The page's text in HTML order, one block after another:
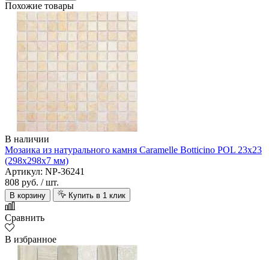
Похожие товары
В наличии
Мозаика из натурального камня Caramelle Botticino POL 23х23
(298х298х7 мм)
Артикул: NP-36241
808 руб. / шт.
В корзину Купить в 1 клик
Сравнить
В избранное